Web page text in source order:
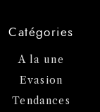
Catégories
A la une
Evasion
Tendances